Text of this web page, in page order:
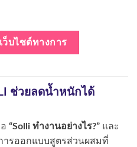
ว็บไซต์ทางการ
ช่วยลดน้ำหนักได้
“Solli ทำงานอย่างไร?” และ
ารออกแบบสูตรส่วนผสมที่